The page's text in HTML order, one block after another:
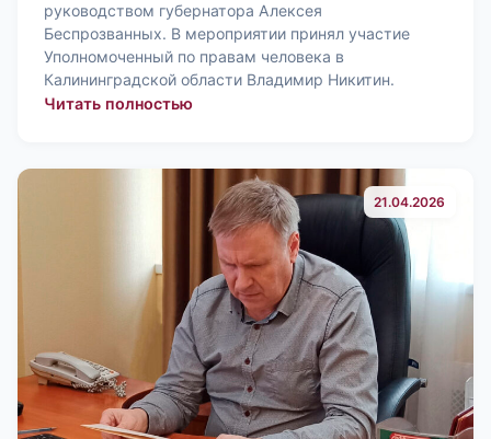
руководством губернатора Алексея
Беспрозванных. В мероприятии принял участие
Уполномоченный по правам человека в
Калининградской области Владимир Никитин.
Читать полностью: Уполномоченный по правам
21.04.2026